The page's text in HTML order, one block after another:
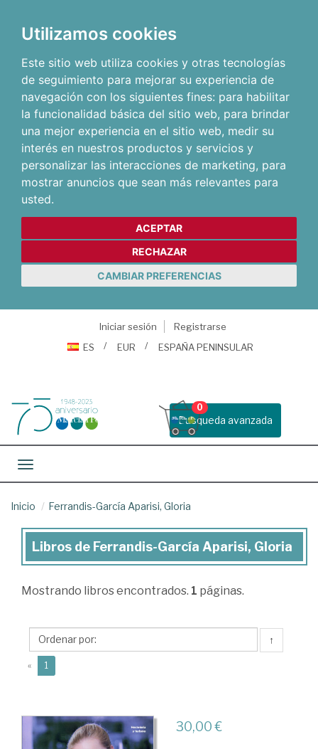
Utilizamos cookies
Este sitio web utiliza cookies y otras tecnologías
de seguimiento para mejorar su experiencia de
navegación con los siguientes fines: para habilitar
la funcionalidad básica del sitio web, para brindar
una mejor experiencia en el sitio web, medir su
interés en nuestros productos y servicios y
personalizar las interacciones de marketing, para
mostrar anuncios que sean más relevantes para
usted.
ACEPTAR
RECHAZAR
CAMBIAR PREFERENCIAS
Iniciar sesión
Registrarse
ES
EUR ESPAÑA PENINSULAR
Busqueda avanzada
0
Toggle navigation
Inicio Ferrandis-García Aparisi, Gloria
Libros
Ferrandis-
Aparisi,
Gloria
Libros de Ferrandis-García Aparisi, Gloria
Mostrando libros encontrados. 1 páginas.
↑
« 1
30,00 €